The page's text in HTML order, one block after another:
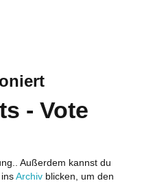
- Vote
Außerdem kannst du
Archiv blicken, um den